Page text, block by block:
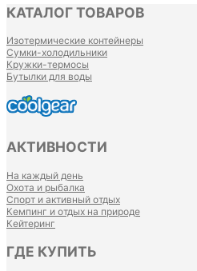
КАТАЛОГ ТОВАРОВ
Изотермические контейнеры
Сумки-холодильники
Кружки-термосы
Бутылки для воды
АКТИВНОСТИ
На каждый день
Охота и рыбалка
Спорт и активный отдых
Кемпинг и отдых на природе
Кейтеринг
ГДЕ КУПИТЬ